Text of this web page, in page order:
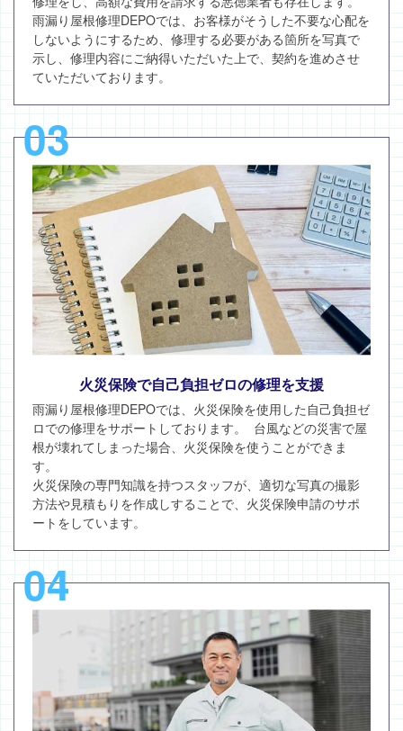
雨漏り屋根修理DEPOでは、お客様がそうした不要な心配を
しないようにするため、修理する必要がある箇所を写真で
示し、修理内容にご納得いただいた上で、契約を進めさせ
ていただいております。
03
火災保険で自己負担ゼロの修理を支援
雨漏り屋根修理DEPOでは、火災保険を使用した自己負担ゼ
ロでの修理をサポートしております。 台風などの災害で屋
根が壊れてしまった場合、火災保険を使うことができま
す。
火災保険の専門知識を持つスタッフが、適切な写真の撮影
方法や見積もりを作成しすることで、火災保険申請のサポ
ートをしています。
04